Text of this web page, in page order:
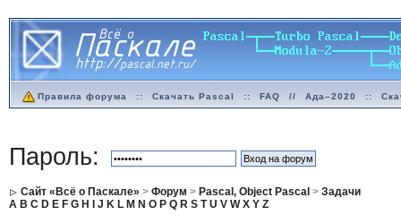
Правила форума :: Скачать Pascal :: FAQ // Ада–2020 ::
Пароль:
Сайт «Всё о Паскале» > Форум > Pascal, Object Pascal > Задачи
A B C D E F G H J K L M N O P Q R S T U V W X Y Z